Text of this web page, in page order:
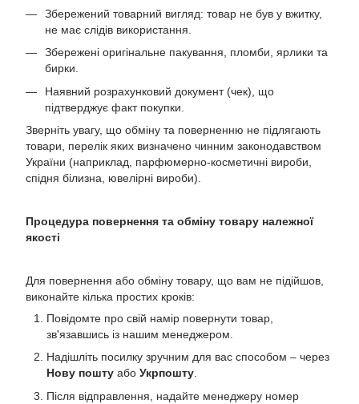
Збережений товарний вигляд: товар не був у вжитку,
не має слідів використання.
Збережені оригінальне пакування, пломби, ярлики та
бирки.
Наявний розрахунковий документ (чек), що
підтверджує факт покупки.
Зверніть увагу, що обміну та поверненню не підлягають
товари, перелік яких визначено чинним законодавством
України (наприклад, парфюмерно-косметичні вироби,
спідня білизна, ювелірні вироби).
Процедура повернення та обміну товару належної
якості
Для повернення або обміну товару, що вам не підійшов,
виконайте кілька простих кроків:
Повідомте про свій намір повернути товар,
зв'язавшись із нашим менеджером.
Надішліть посилку зручним для вас способом – через
Нову пошту або Укрпошту.
Після відправлення, надайте менеджеру номер